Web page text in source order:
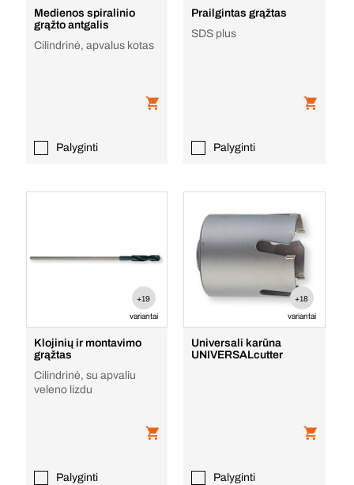
Medienos spiralinio
grąžto antgalis
Cilindrinė, apvalus kotas
Palyginti
Prailgintas grąžtas
SDS plus
Palyginti
+19
variantai
Klojinių ir montavimo
grąžtas
Cilindrinė, su apvaliu
veleno lizdu
Palyginti
+18
variantai
Universali karūna
UNIVERSALcutter
Palyginti